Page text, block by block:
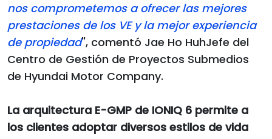
nos comprometemos a ofrecer las mejores
prestaciones de los VE y la mejor experiencia
de propiedad", comentó Jae Ho HuhJefe del
Centro de Gestión de Proyectos Submedios
de Hyundai Motor Company.
La arquitectura E-GMP de IONIQ 6 permite a
los clientes adoptar diversos estilos de vida